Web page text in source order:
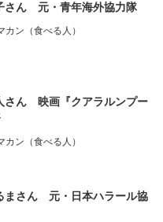
ん 元・青年海外協力隊
カン（食べる人）
ん 映画『クアラルンプー
カン（食べる人）
さん 元・日本ハラール協